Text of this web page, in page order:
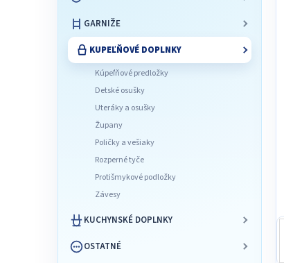
GARNIŽE
KUPEĽŇOVÉ DOPLNKY
Kúpeľňové predložky
Detské osušky
Uteráky a osušky
Župany
Poličky a vešiaky
Rozperné tyče
Protišmykové podložky
Závesy
KUCHYNSKÉ DOPLNKY
OSTATNÉ